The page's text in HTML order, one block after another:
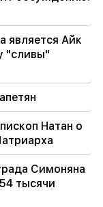
в Баку
РА. Жанна
взял
является Айк
"сливы"
Натан о
Симоняна
тысячи